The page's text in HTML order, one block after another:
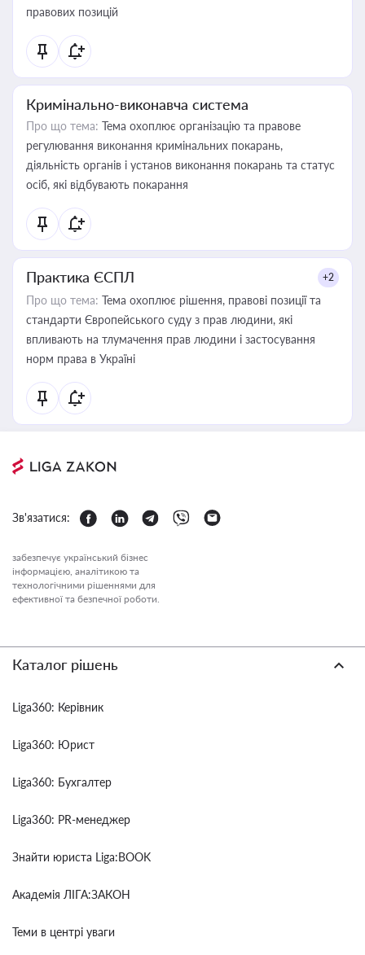
правових позицій
Кримінально-виконавча система
Про що тема: Тема охоплює організацію та правове
регулювання виконання кримінальних покарань,
діяльність органів і установ виконання покарань та статус
осіб, які відбувають покарання
Практика ЄСПЛ +2
Про що тема: Тема охоплює рішення, правові позиції та
стандарти Європейського суду з прав людини, які
впливають на тлумачення прав людини і застосування
норм права в Україні
Зв'язатися:
забезпечує український бізнес
інформацією, аналітикою та
технологічними рішеннями для
ефективної та безпечної роботи.
Каталог рішень
Liga360: Керівник
Liga360: Юрист
Liga360: Бухгалтер
Liga360: PR-менеджер
Знайти юриста Liga:BOOK
Академія ЛІГА:ЗАКОН
Теми в центрі уваги